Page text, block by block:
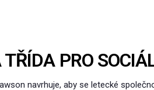
PRO
navrhuje, aby se letecké